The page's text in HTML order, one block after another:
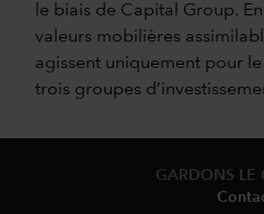
le biais de Capital Group.
valeurs mobilières
agissent uniquement pour
trois groupes
GARDONS LE